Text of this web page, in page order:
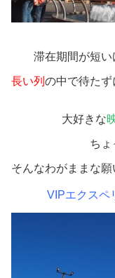
滞在期間が短
長い列 の中で待たず
大好きな
ちょ
そんなわがままな願
VIPエクスペ